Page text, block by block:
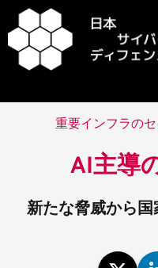
容
を
ッ
重要インフラの
AI主導
新たな脅威から
投
稿
ナ
ビ
ー